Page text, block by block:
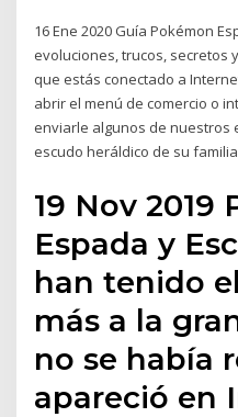
16 Ene 2020 Guía Pokémon
evoluciones, trucos, secretos
que estás conectado a
abrir el menú de comercio o
enviarle algunos de nuestros
escudo heráldico de su
19 Nov 2019
Espada y
han tenido
más a la
no se había
apareció en